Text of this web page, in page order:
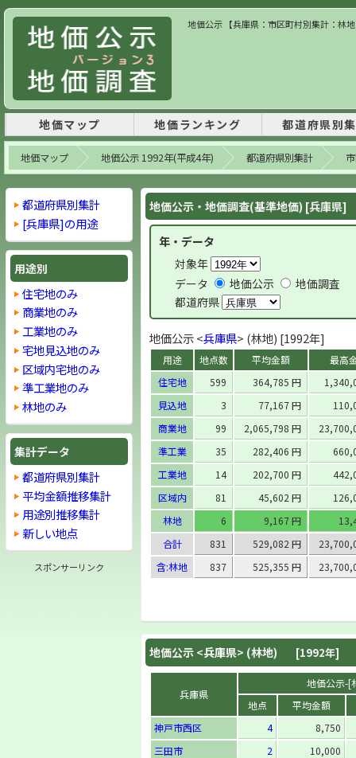
地価公示 【兵庫県：市区町村別集計：林
地価マップ 地価ランキング 都道府県別
地価マップ 地価公示 1992年(平成4年) 都道府県別集計
地価公示・地価調査(基準地価) [兵庫県]
年・データ
対象年
データ
地価公示
地価調査
都道府県
地価公示 <兵庫県> (林地) [1992年]
用途 地点数 平均金額
最高
住宅地
599 364,785 円
見込地
3 77,167 円
商業地
99 2,065,798 円
準工業
35 282,406 円
工業地
14 202,700 円
区域内
81 45,602 円
林地
6 9,167 円
合計
831 529,082 円
含:林地
837 525,355 円
地価公示 <兵庫県> (林地) [1992年]
兵庫県
地価公示-[
地点
平均金額
神戸市西区
4
8,750
三田市
2 10,000
都道府県別集計
[兵庫県]の用途
用途別
住宅地のみ
商業地のみ
工業地のみ
宅地見込地のみ
区域内宅地のみ
準工業地のみ
林地のみ
集計データ
都道府県別集計
平均金額推移集計
用途別推移集計
新しい地点
スポンサーリンク